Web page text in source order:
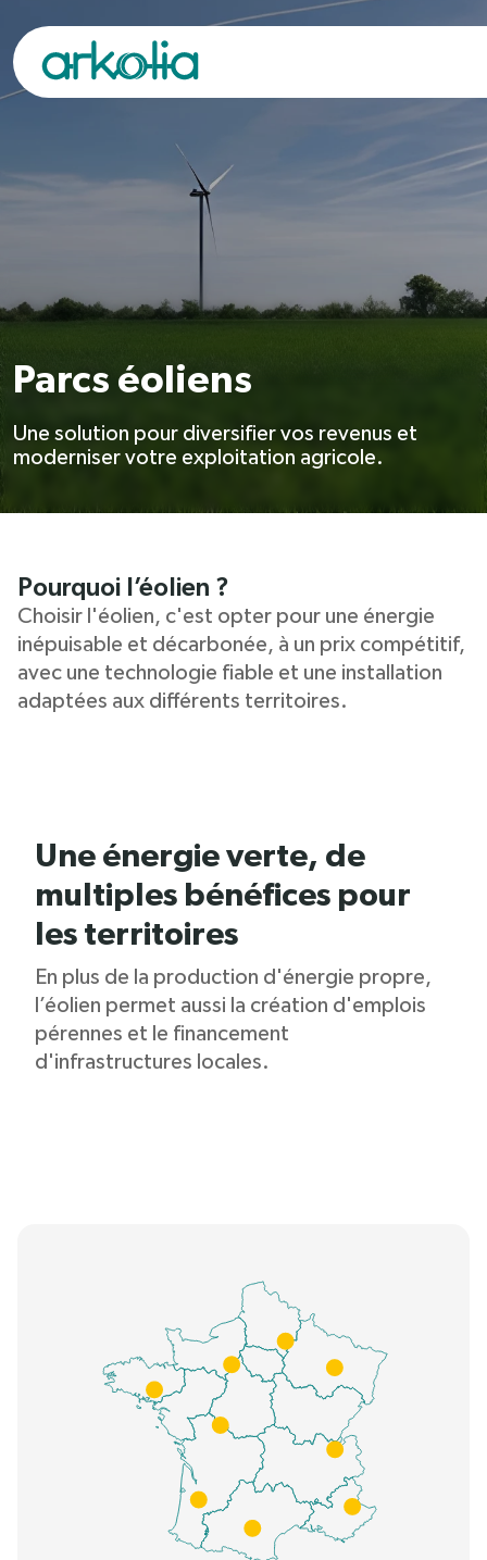
Parcs éoliens
Une solution pour diversifier vos revenus et
moderniser votre exploitation agricole.
Pourquoi l’éolien ?
Choisir l'éolien, c'est opter pour une énergie
inépuisable et décarbonée, à un prix compétitif,
avec une technologie fiable et une installation
adaptées aux différents territoires.
Une énergie verte, de
multiples bénéfices pour
les territoires
En plus de la production d'énergie propre,
l’éolien permet aussi la création d'emplois
pérennes et le financement
d'infrastructures locales.